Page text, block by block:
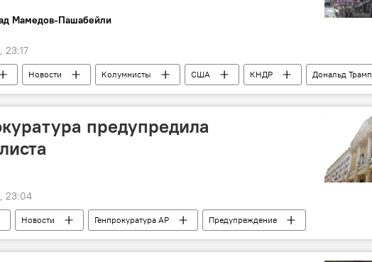
Мамедов-Пашабейли
23:17
Новости Колумнисты США КНДР
Дональд Трамп
Ядерная война Баллистические ракеты военный потенциал
предупредила
23:04
Новости Генпрокуратура АР
Предупреждение
Азербайджан